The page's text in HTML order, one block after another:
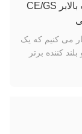
ردپای جهانی: چگونه صنایع بین‌الملل قدرت بالابر CE/GS
می کنیم که یک
کننده برتر
خاورمیانه